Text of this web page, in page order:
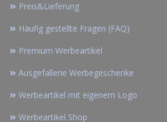
Preis&Lieferung
Häufig gestellte Fragen (FAQ)
Premium Werbeartikel
Ausgefallene Werbegeschenke
Werbeartikel mit eigenem Logo
Werbeartikel Shop